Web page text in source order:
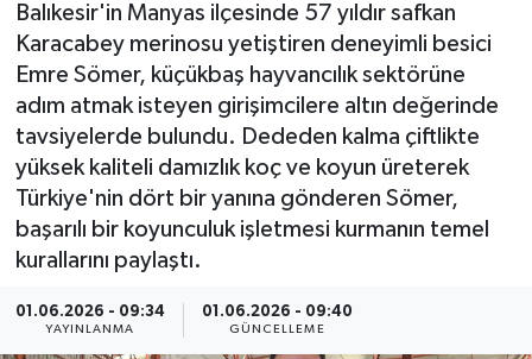
Balıkesir'in Manyas ilçesinde 57 yıldır safkan
Karacabey merinosu yetiştiren deneyimli besici
Emre Sömer, küçükbaş hayvancılık sektörüne
adım atmak isteyen girişimcilere altın değerinde
tavsiyelerde bulundu. Dededen kalma çiftlikte
yüksek kaliteli damızlık koç ve koyun üreterek
Türkiye'nin dört bir yanına gönderen Sömer,
başarılı bir koyunculuk işletmesi kurmanın temel
kurallarını paylaştı.
01.06.2026 - 09:34
YAYINLANMA
01.06.2026 - 09:40
GÜNCELLEME
Advertising news
Canlı Maç
ÇEVRE
Dış Haberler
Dünya
EĞİTİM
Haber Arşivi